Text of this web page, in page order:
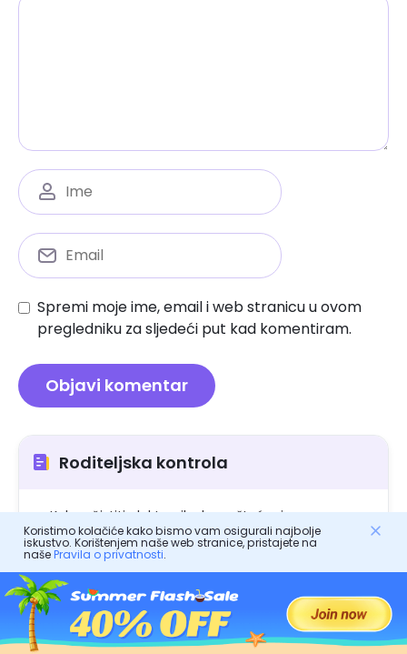
Spremi moje ime, email i web stranicu u ovom
pregledniku za sljedeći put kad komentiram.
Roditeljska kontrola
Kako očistiti elektroniku bez oštećenja
Kako otključati iPhone bez prolaznog koda: vodič
roditelja
Kako riješiti problem s altserverom nije mogao
pronaći
Kako napraviti kombiniranu obiteljski rad: stručni
Koristimo kolačiće kako bismo vam osigurali najbolje
iskustvo. Korištenjem naše web stranice, pristajete na
našePravila o privatnosti.